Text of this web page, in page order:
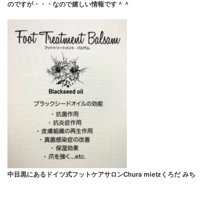
のですが・・・なので嬉しい情報です＾＾
中目黒にあるドイツ式フットケアサロンChura mietzくろだ みち